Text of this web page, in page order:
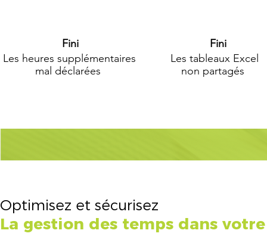
Fini
Les heures supplémentaires
mal déclarées
Fini
Les tableaux Excel
non partagés
Optimisez et sécurisez
La gestion des temps dans